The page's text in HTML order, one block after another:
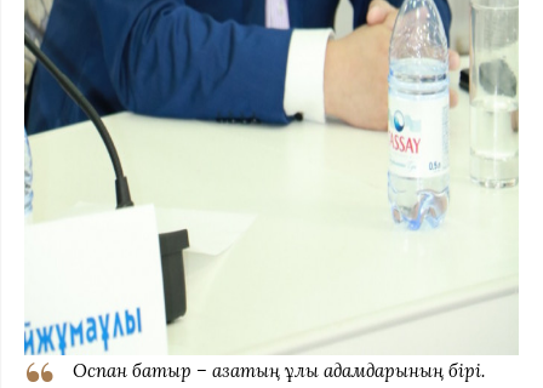
Оспан батыр – қазақтың ұлы адамдарының бірі.